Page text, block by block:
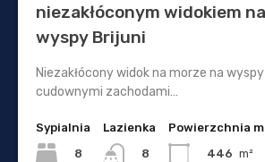
niezakłóconym widokiem
wyspy Brijuni
Niezakłócony widok na morze na
cudownymi zachodami…
Sypialnia
8
Lazienka
8
Powierzchnia
446 m²